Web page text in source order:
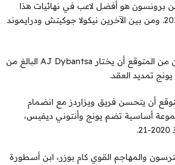
برونسون هو أفضل لاعب في نهائيات هذا
العام، والذي تم اختياره في الجولة الثانية في عام 2018. ومن بين الآخرين نيكولا جوكيتش ودرايموند
كان الاختيار الأول لهذا العام وكان من المتوقع أن يختار AJ Dybantsa البالغ من
من المتوقع أن يتحسن فريق ويزاردز مع انضمام
6 أقدام و9 بوصات إلى مجموعة أساسية تضم يونج وأنتوني ديفيس،
والمهاجم القوي كام بوزر، ابن أسطورة